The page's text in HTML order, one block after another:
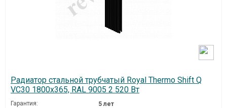
Радиатор стальной трубчатый Royal Thermo Shift Q
VC30 1800x365, RAL 9005 2 520 Вт
Гарантия:
5 лет